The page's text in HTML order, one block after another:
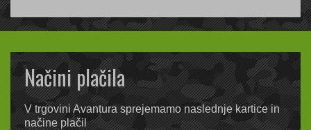
Načini plačila
V trgovini Avantura sprejemamo naslednje kartice in
načine plačil